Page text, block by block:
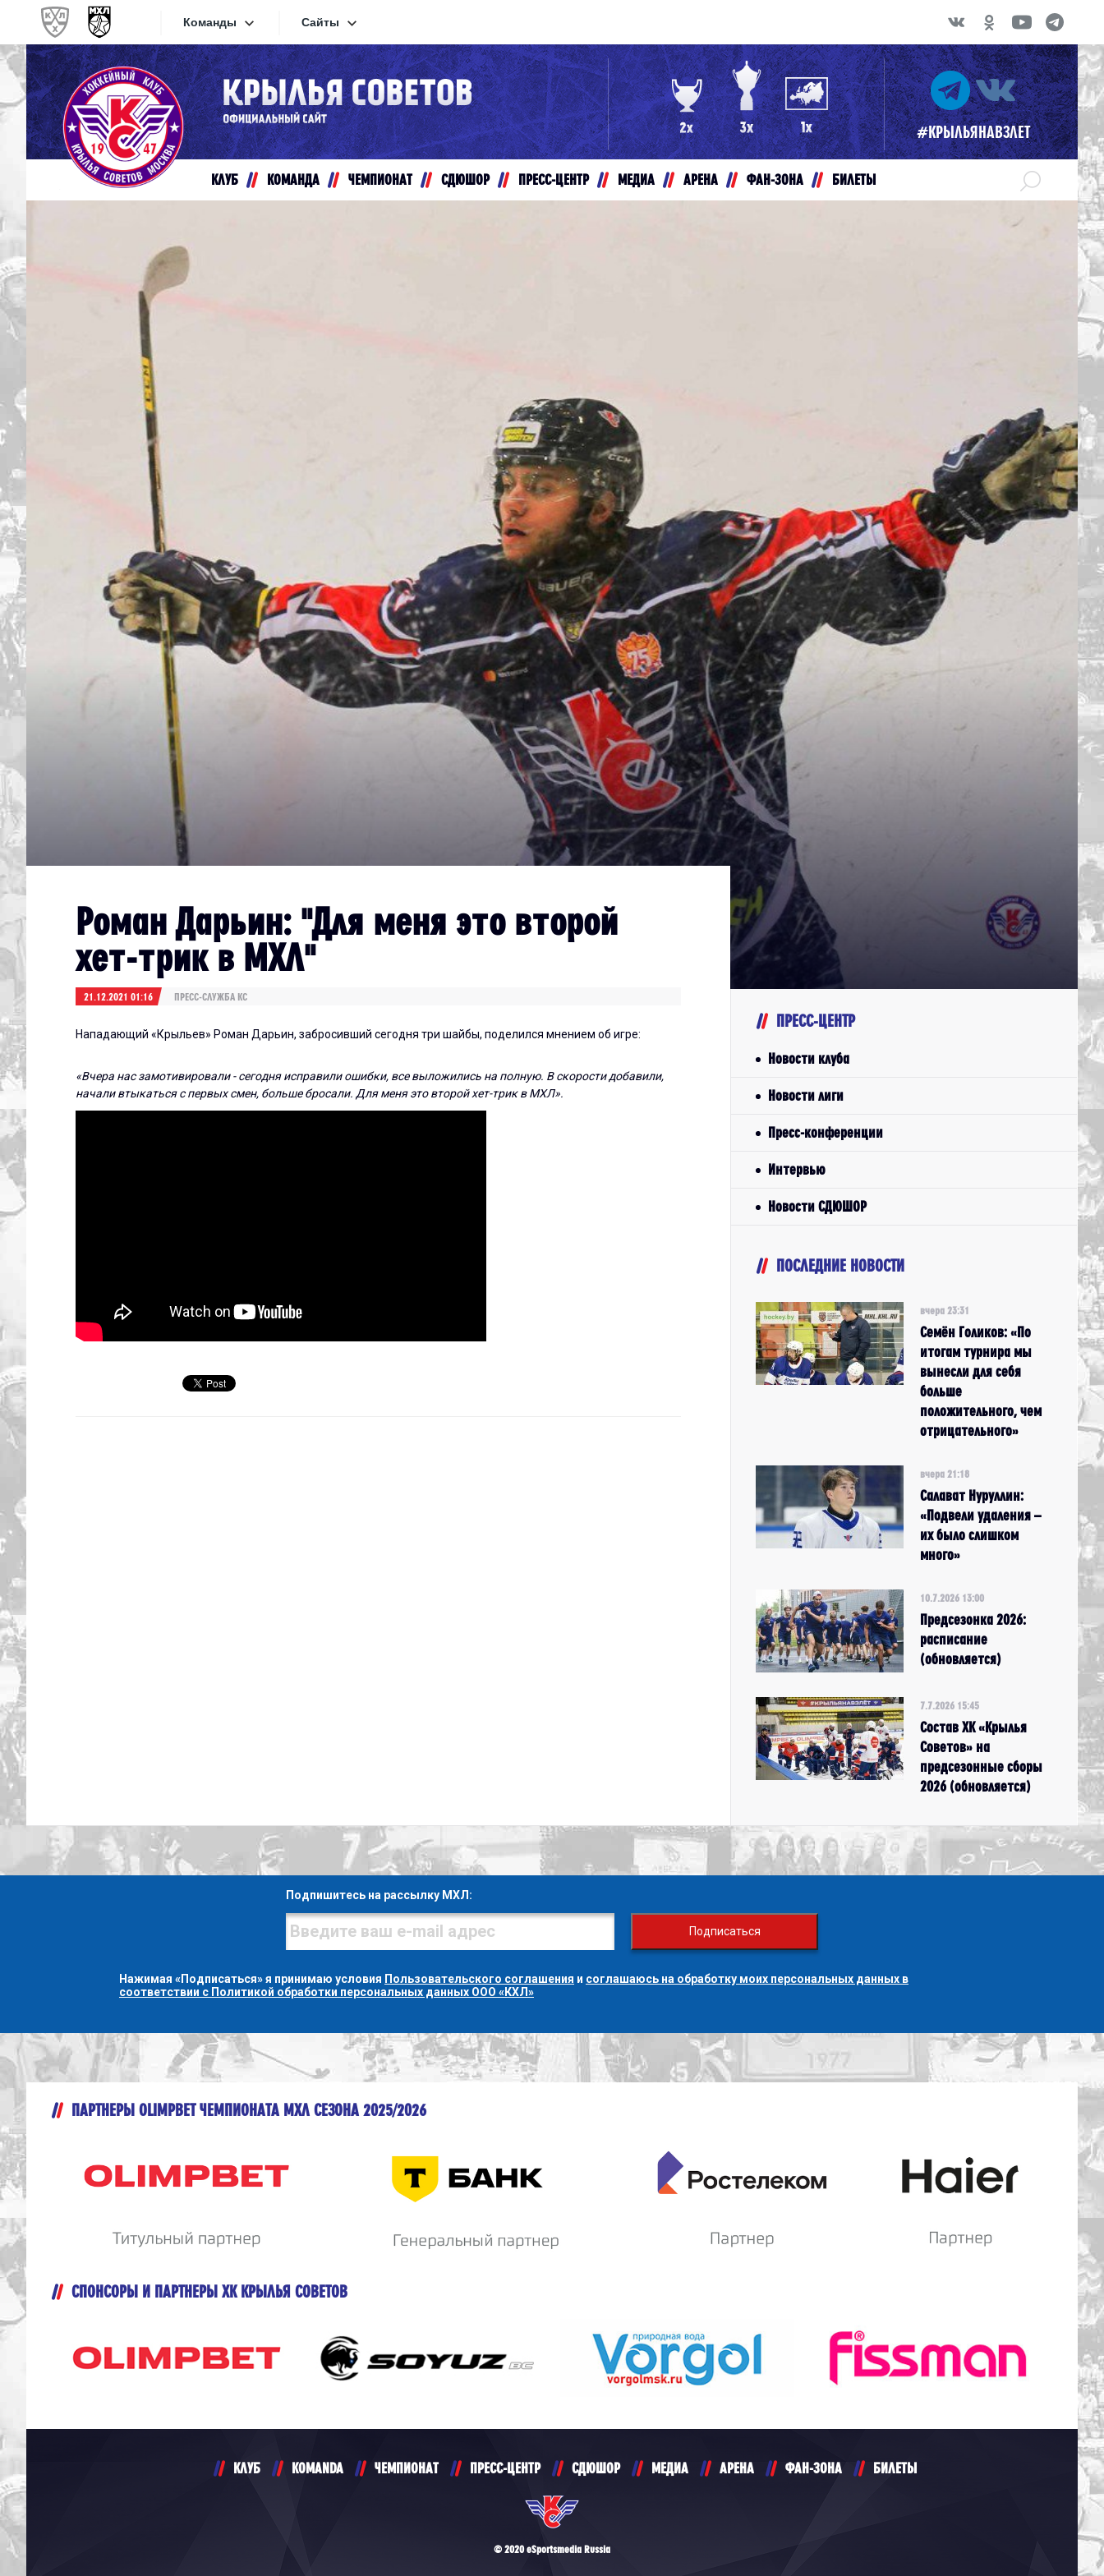
Команды
Конференция «Запад»
Дивизион Золотой
Академия Михайлова
МХК Динамо-Карелия
МХК Спартак-МАХ
Сахалинские Акулы
СМО МХК Атлант
Конференция «Восток»
Дивизион Золотой
Авто
АКМ-Новомосковск
Красноярские Рыси
МХК Молот
Реактор
Сибирские Cнайперы
Снежные Барсы
Спутник Ал
Тюменский Легион
Сайты
Сайты
Видеотрансляции
Хайлайты
#КРЫЛЬЯНАВЗЛЕТ
КЛУБ КОМАНДА ЧЕМПИОНАТ СДЮШОР ПРЕСС-ЦЕНТР МЕДИА АРЕНА ФАН-ЗОНА БИЛЕТЫ
Роман Дарьин: "Для меня это второй
хет-трик в МХЛ"
21.12.2021 01:16 ПРЕСС-СЛУЖБА КС
Нападающий «Крыльев» Роман Дарьин, забросивший сегодня три шайбы, поделился мнением об игре:
«Вчера нас замотивировали - сегодня исправили ошибки, все выложились на полную. В скорости добавили,
начали втыкаться с первых смен, больше бросали. Для меня это второй хет-трик в МХЛ».
ПРЕСС-ЦЕНТР
Новости клуба
Новости лиги
Пресс-конференции
Интервью
Новости СДЮШОР
ПОСЛЕДНИЕ НОВОСТИ
вчера 23:31
Семён Голиков: «По
итогам турнира мы
вынесли для себя
больше
положительного, чем
отрицательного»
вчера 21:18
Салават Нуруллин:
«Подвели удаления –
их было слишком
много»
10.7.2026 13:00
Предсезонка 2026:
расписание
(обновляется)
7.7.2026 15:45
Состав ХК «Крылья
Советов» на
предсезонные сборы
2026 (обновляется)
Подпишитесь на рассылку МХЛ:
Подписаться
Нажимая «Подписаться» я принимаю условия Пользовательского соглашения и соглашаюсь на обработку моих персональных данных в
соответствии с Политикой обработки персональных данных ООО «КХЛ»
ПАРТНЕРЫ OLIMPBET ЧЕМПИОНАТА МХЛ СЕЗОНА 2025/2026
СПОНСОРЫ И ПАРТНЕРЫ ХК КРЫЛЬЯ СОВЕТОВ
КЛУБ KOMANDA ЧЕМПИОНАТ ПРЕСС-ЦЕНТР СДЮШОР МЕДИА АРЕНА ФАН-ЗОНА БИЛЕТЫ
© 2020 eSportsmedia Russia